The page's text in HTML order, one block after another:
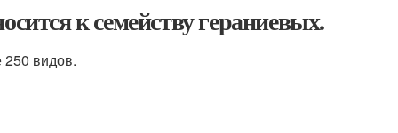
к семейству гераниевых.
видов.